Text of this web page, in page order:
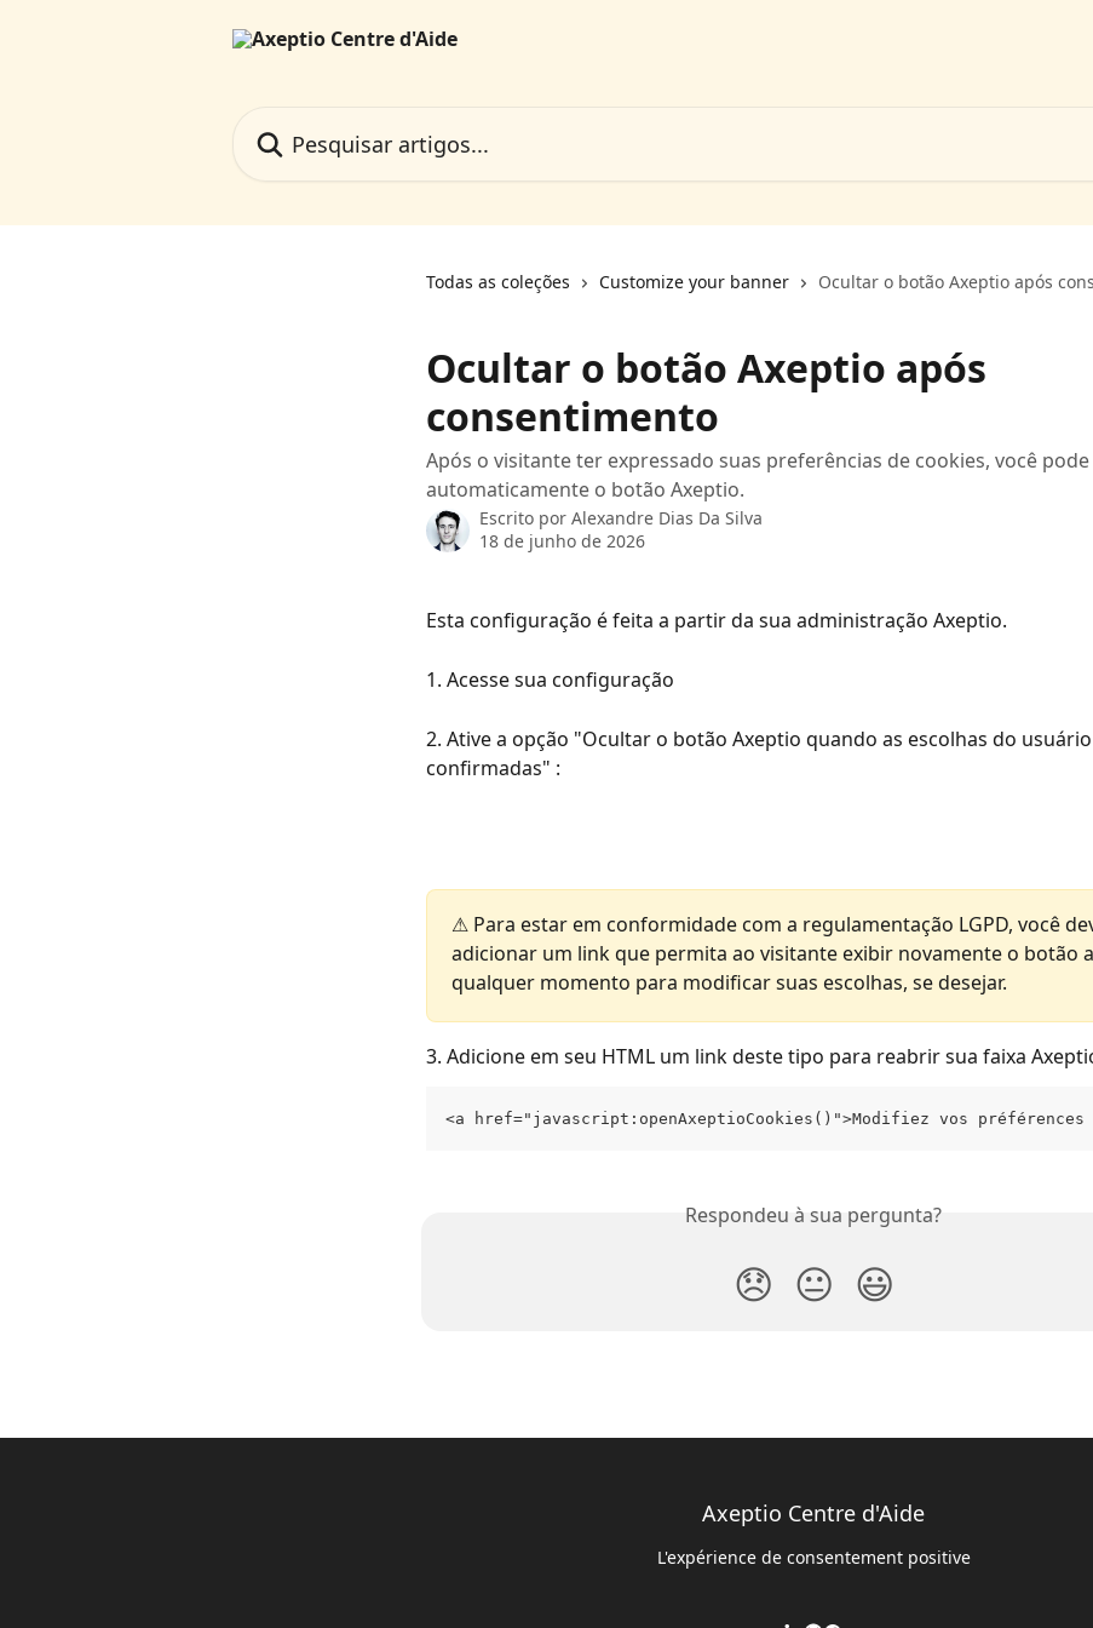
Todas as coleções Customize your banner Ocultar o botão Axeptio após
Ocultar o botão Axeptio após
consentimento
Após o visitante ter expressado suas preferências de cookies, você
automaticamente o botão Axeptio.
Escrito por Alexandre Dias Da Silva
18 de junho de 2026
Esta configuração é feita a partir da sua administração Axeptio.
1. Acesse sua configuração
2. Ative a opção "Ocultar o botão Axeptio quando as escolhas do
confirmadas" :
⚠ Para estar em conformidade com a regulamentação LGPD, você
adicionar um link que permita ao visitante exibir novamente o botão a
qualquer momento para modificar suas escolhas, se desejar.
3. Adicione em seu HTML um link deste tipo para reabrir sua faixa
<a href="javascript:openAxeptioCookies()">Modifiez vos préférences
Respondeu à sua pergunta?
😞 😐 😃
Axeptio Centre d'Aide
L'expérience de consentement positive